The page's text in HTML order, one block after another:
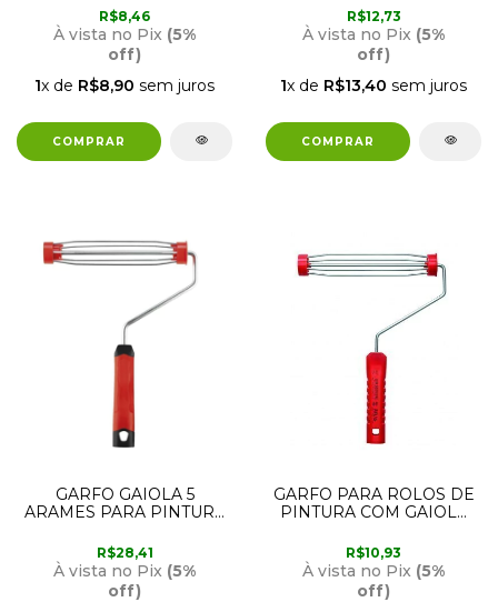
23CM 1001 CONDOR
R$8,46
À vista no Pix (5%
off)
1x de R$8,90 sem juros
R$12,73
À vista no Pix (5%
off)
1x de R$13,40 sem juros
GARFO GAIOLA 5
ARAMES PARA PINTURA
23CM AT550/23R ATLAS
R$28,41
À vista no Pix (5%
off)
GARFO PARA ROLOS DE
PINTURA COM GAIOLA
400/23SR ATLAS
R$10,93
À vista no Pix (5%
off)